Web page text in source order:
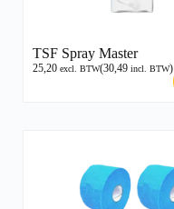
TSF Spray Master
25,20 excl. BTW(30,49 incl. BTW)